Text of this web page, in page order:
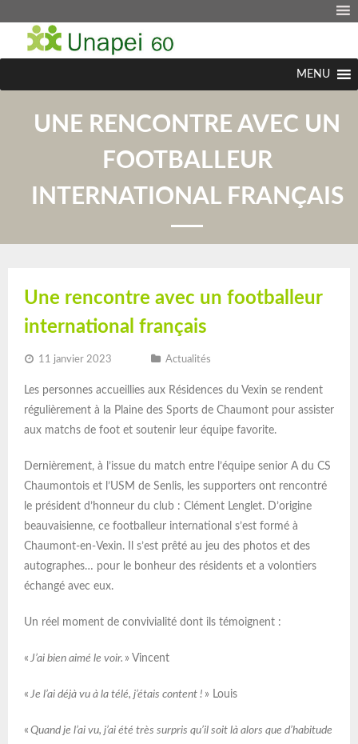
MENU
UNE RENCONTRE AVEC UN
FOOTBALLEUR
INTERNATIONAL FRANÇAIS
Une rencontre avec un footballeur
international français
11 janvier 2023 Actualités
Les personnes accueillies aux Résidences du Vexin se rendent
régulièrement à la Plaine des Sports de Chaumont pour assister
aux matchs de foot et soutenir leur équipe favorite.
Dernièrement, à l’issue du match entre l’équipe senior A du CS
Chaumontois et l’USM de Senlis, les supporters ont rencontré
le président d’honneur du club : Clément Lenglet. D’origine
beauvaisienne, ce footballeur international s’est formé à
Chaumont-en-Vexin. Il s’est prêté au jeu des photos et des
autographes… pour le bonheur des résidents et a volontiers
échangé avec eux.
Un réel moment de convivialité dont ils témoignent :
« J’ai bien aimé le voir. » Vincent
« Je l’ai déjà vu à la télé, j’étais content ! » Louis
« Quand je l’ai vu, j’ai été très surpris qu’il soit là alors que d’habitude